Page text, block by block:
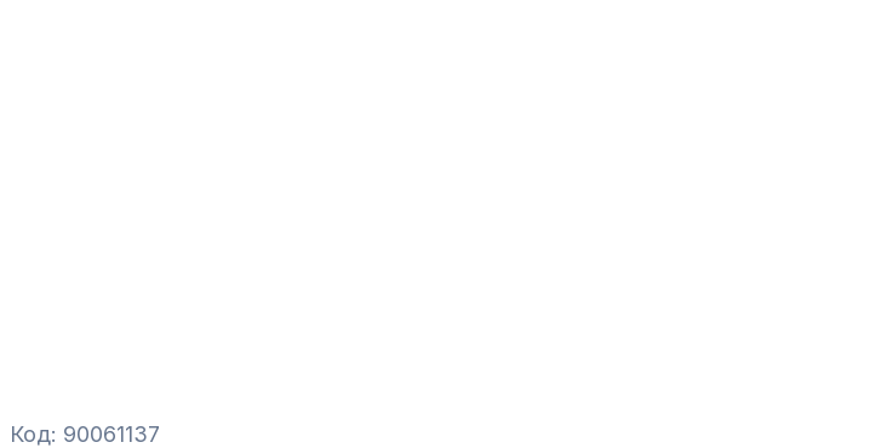
Код: 90061137